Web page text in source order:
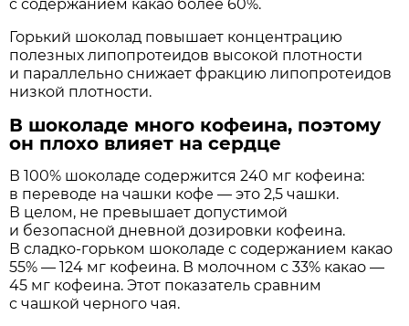
с содержанием какао более 60%.
Горький шоколад повышает концентрацию
полезных липопротеидов высокой плотности
и параллельно снижает фракцию липопротеидов
низкой плотности.
В шоколаде много кофеина, поэтому
он плохо влияет на сердце
В 100% шоколаде содержится 240 мг кофеина:
в переводе на чашки кофе — это 2,5 чашки.
В целом, не превышает допустимой
и безопасной дневной дозировки кофеина.
В сладко-горьком шоколаде с содержанием какао
55% — 124 мг кофеина. В молочном с 33% какао —
45 мг кофеина. Этот показатель сравним
с чашкой черного чая.